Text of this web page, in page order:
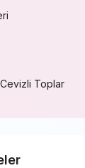
Toplar